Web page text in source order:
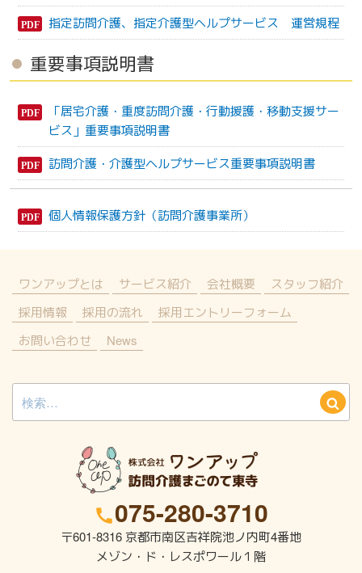
指定訪問介護、指定介護型ヘルプサービス 運営規程
重要事項説明書
「居宅介護・重度訪問介護・行動援護・移動支援サー
ビス」重要事項説明書
訪問介護・介護型ヘルプサービス重要事項説明書
個人情報保護方針（訪問介護事業所）
ワンアップとは サービス紹介 会社概要
スタッフ紹介
採用情報
採用の流れ
採用エントリーフォーム
お問い合わせ
News
索:
検
索
075-280-3710
〒601-8316京都市南区吉祥院池ノ内町4番地
メゾン・ド・レスポワール１階